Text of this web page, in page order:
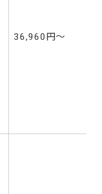
36,960円～